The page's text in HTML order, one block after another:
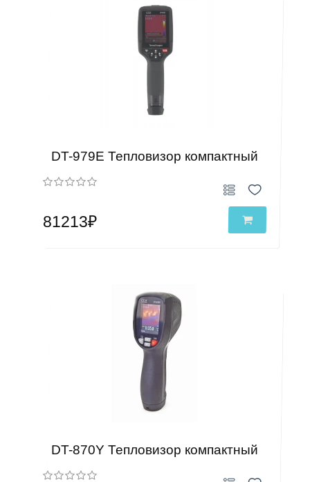
DT-979E Тепловизор компактный
81213₽
DT-870Y Тепловизор компактный